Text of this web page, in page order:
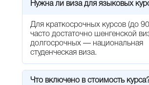
Нужна ли виза для языковых
Для краткосрочных курсов (до
часто достаточно шенгенской
долгосрочных — национальная
студенческая виза.
Что включено в стоимость